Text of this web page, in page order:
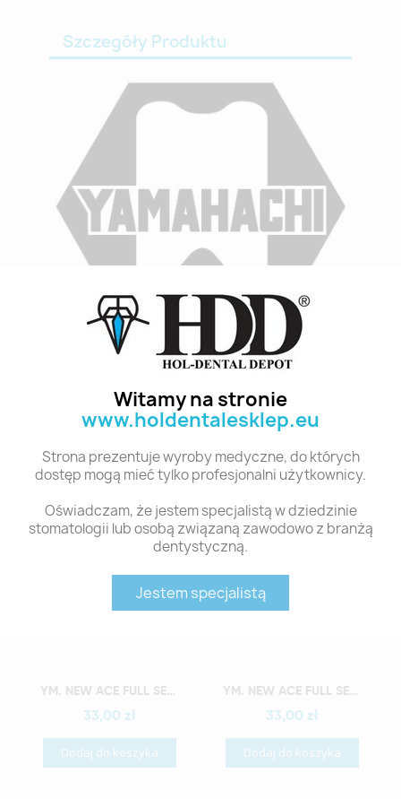
Witamy na stronie
www.holdentalesklep.eu
Strona prezentuje wyroby medyczne, do których
dostęp mogą mieć tylko profesjonalni użytkownicy.
Oświadczam, że jestem specjalistą w dziedzinie
stomatologii lub osobą związaną zawodowo z branżą
dentystyczną.
Jestem specjalistą
Szczegóły Produktu
A4 T5 28
Polecane produkty z tej kategorii
Szybki podgląd YM. NEW ACE FULL SET - AKRYLOWE ZĘBY SZTUCZNE - A4-O2
33,00 zł
Dodaj do koszyka
Szybki podgląd YM. NEW ACE FULL SET - AKRYLOWE ZĘBY SZTUCZNE - A4-O3
33,00 zł
Dodaj do koszyka